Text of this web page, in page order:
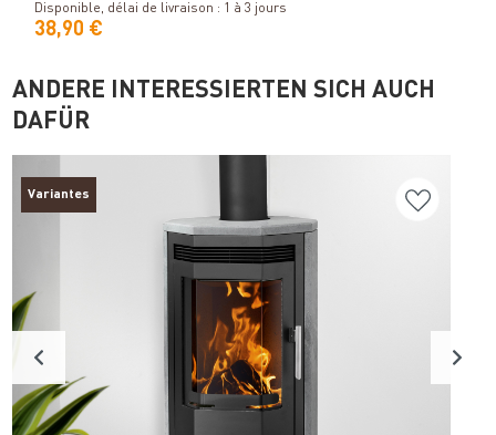
Disponible, délai de livraison : 1 à 3 jours
38,90 €
ANDERE INTERESSIERTEN SICH AUCH
DAFÜR
Variantes